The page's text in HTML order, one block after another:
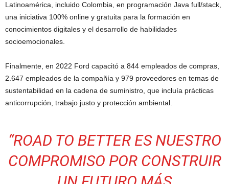
Latinoamérica, incluido Colombia, en programación Java full/stack,
una iniciativa 100% online y gratuita para la formación en
conocimientos digitales y el desarrollo de habilidades
socioemocionales.
Finalmente, en 2022 Ford capacitó a 844 empleados de compras,
2.647 empleados de la compañía y 979 proveedores en temas de
sustentabilidad en la cadena de suministro, que incluía prácticas
anticorrupción, trabajo justo y protección ambiental.
“ROAD TO BETTER ES NUESTRO
COMPROMISO POR CONSTRUIR